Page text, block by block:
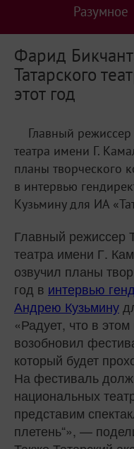
Разумное
Фарид
Татарского
этот год
Главный режиссер
театра имени Г.
планы творческого
в интервью
Кузьмину для ИА
Главный режиссер
театра имени Г.
озвучил планы
год в интервью
Андрею Кузьмину
«Радует, что в
возобновил
который будет
На фестиваль
национальных
представим
плетень“», —